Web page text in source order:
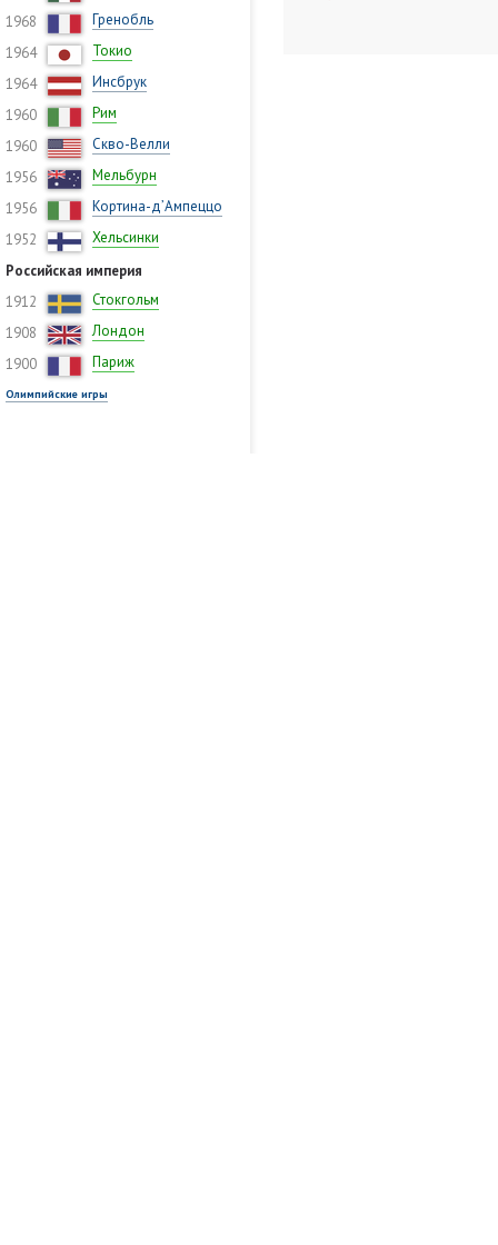
1968
Гренобль
1964
Токио
1964
Инсбрук
1960
Рим
1960
Скво-Велли
1956
Мельбурн
1956
Кортина-д’Ампеццо
1952
Хельсинки
Российская империя
1912
Стокгольм
1908
Лондон
1900
Париж
Олимпийские игры